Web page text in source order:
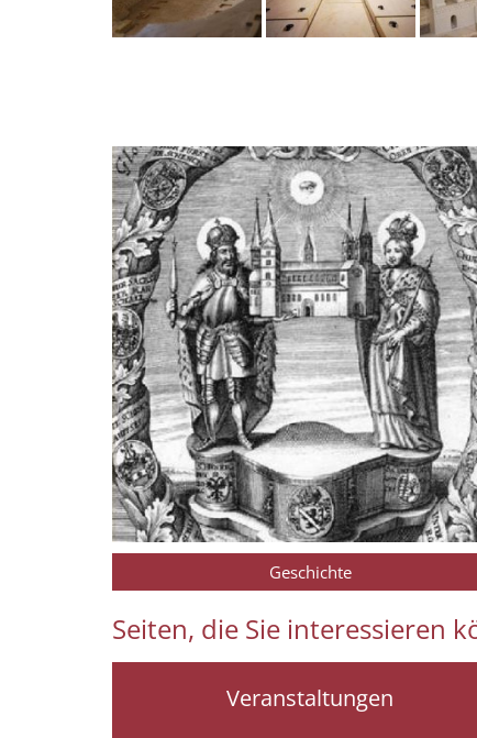
Geschichte
Seiten, die Sie interessieren
Veranstaltungen